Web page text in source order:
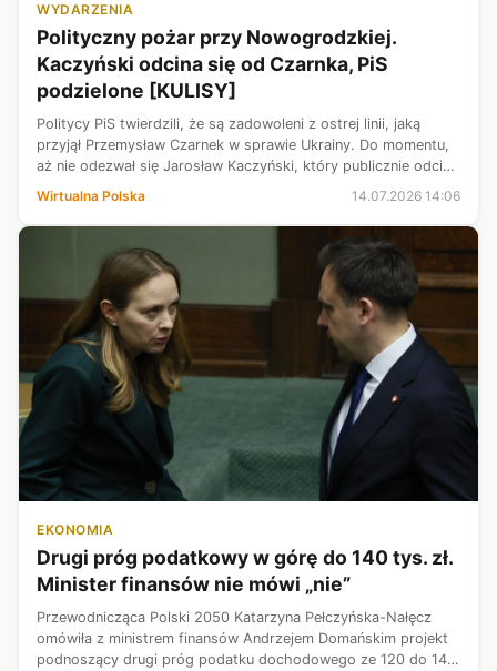
WYDARZENIA
Polityczny pożar przy Nowogrodzkiej.
Kaczyński odcina się od Czarnka, PiS
podzielone [KULISY]
Politycy PiS twierdzili, że są zadowoleni z ostrej linii, jaką
przyjął Przemysław Czarnek w sprawie Ukrainy. Do momentu,
aż nie odezwał się Jarosław Kaczyński, który publicznie odciął
się od Czarnka.
Wirtualna Polska 14.07.2026 14:06
EKONOMIA
Drugi próg podatkowy w górę do 140 tys. zł.
Minister finansów nie mówi „nie”
Przewodnicząca Polski 2050 Katarzyna Pełczyńska-Nałęcz
omówiła z ministrem finansów Andrzejem Domańskim projekt
podnoszący drugi próg podatku dochodowego ze 120 do 140